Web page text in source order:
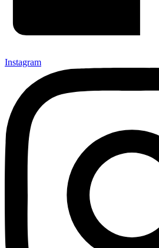
Instagram